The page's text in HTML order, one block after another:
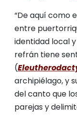
“De aquí como
entre
identidad local
refrán tiene
(
archipiélago, y
del canto que
parejas y